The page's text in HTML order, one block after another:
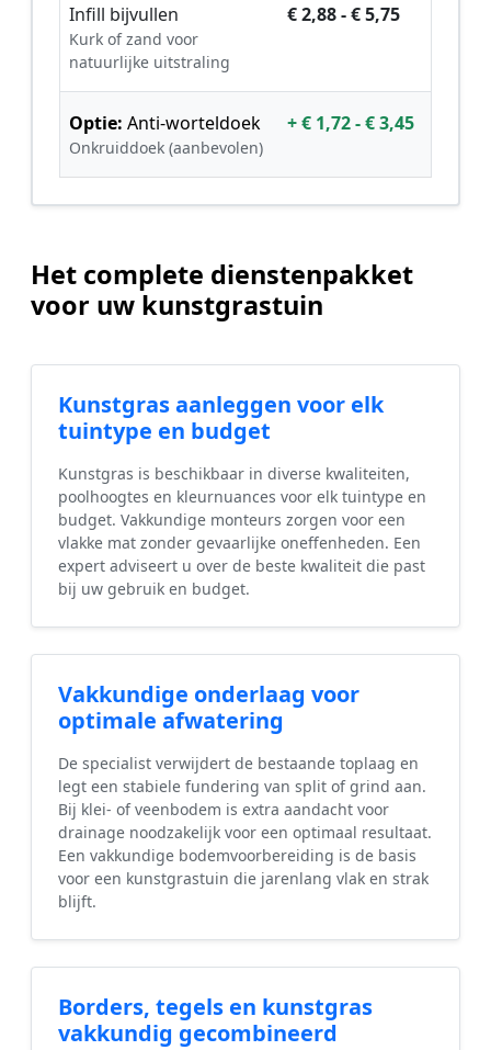
Infill bijvullen
Kurk of zand voor
natuurlijke uitstraling
€ 2,88 - € 5,75
Optie: Anti-worteldoek
Onkruiddoek (aanbevolen)
+ € 1,72 - € 3,45
Het complete dienstenpakket
voor uw kunstgrastuin
Kunstgras aanleggen voor elk
tuintype en budget
Kunstgras is beschikbaar in diverse kwaliteiten,
poolhoogtes en kleurnuances voor elk tuintype en
budget. Vakkundige monteurs zorgen voor een
vlakke mat zonder gevaarlijke oneffenheden. Een
expert adviseert u over de beste kwaliteit die past
bij uw gebruik en budget.
Vakkundige onderlaag voor
optimale afwatering
De specialist verwijdert de bestaande toplaag en
legt een stabiele fundering van split of grind aan.
Bij klei- of veenbodem is extra aandacht voor
drainage noodzakelijk voor een optimaal resultaat.
Een vakkundige bodemvoorbereiding is de basis
voor een kunstgrastuin die jarenlang vlak en strak
blijft.
Borders, tegels en kunstgras
vakkundig gecombineerd